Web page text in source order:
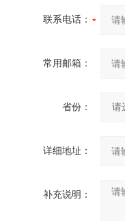
选购指南
要知道
联系电话：
常用邮箱：
省份：
详细地址：
补充说明：